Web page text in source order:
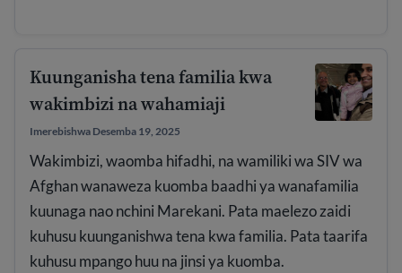
Kuunganisha tena familia kwa
wakimbizi na wahamiaji
Imerebishwa Desemba 19, 2025
Wakimbizi, waomba hifadhi, na wamiliki wa SIV wa
Afghan wanaweza kuomba baadhi ya wanafamilia
kuunaga nao nchini Marekani. Pata maelezo zaidi
kuhusu kuunganishwa tena kwa familia. Pata taarifa
kuhusu mpango huu na jinsi ya kuomba.